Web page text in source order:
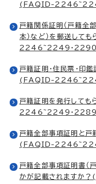
(FAQID-
戸籍関係証明（戸籍全
本）など）を郵送して
2246~2249・
戸籍証明・住民票・印
(FAQID-
戸籍証明を発行して
2246~2249・2289
戸籍全部事項証明と戸
(FAQID-
戸籍全部事項証明書（
かが記載されますか